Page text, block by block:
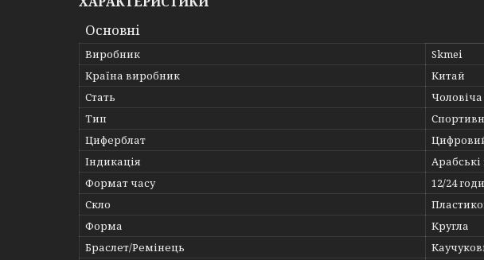
Основні
Виробник
Skmei
Країна виробник
Китай
Стать
Чоловіча
Тип
Циферблат
Індикація
Формат часу
12/24
Скло
Форма
Кругла
Браслет/Ремінець